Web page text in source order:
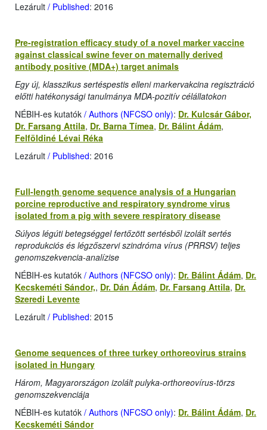
Lezárult / Published: 2016
Pre-registration efficacy study of a novel marker vaccine
against classical swine fever on maternally derived
antibody positive (MDA+) target animals
Egy új, klasszikus sertéspestis elleni markervakcina regisztráció
előtti hatékonysági tanulmánya MDA-pozitív célállatokon
NÉBIH-es kutatók / Authors (NFCSO only): Dr. Kulcsár Gábor,
Dr. Farsang Attila, Dr. Barna Tímea, Dr. Bálint Ádám,
Felföldiné Lévai Réka
Lezárult / Published: 2016
Full-length genome sequence analysis of a Hungarian
porcine reproductive and respiratory syndrome virus
isolated from a pig with severe respiratory disease
Súlyos légúti betegséggel fertőzött sertésből izolált sertés
reprodukciós és légzőszervi szindróma vírus (PRRSV) teljes
genomszekvencia-analízise
NÉBIH-es kutatók / Authors (NFCSO only): Dr. Bálint Ádám, Dr.
Kecskeméti Sándor,, Dr. Dán Ádám, Dr. Farsang Attila, Dr.
Szeredi Levente
Lezárult / Published: 2015
Genome sequences of three turkey orthoreovirus strains
isolated in Hungary
Három, Magyarországon izolált pulyka-orthoreovírus-törzs
genomszekvenciája
NÉBIH-es kutatók / Authors (NFCSO only): Dr. Bálint Ádám, Dr.
Kecskeméti Sándor